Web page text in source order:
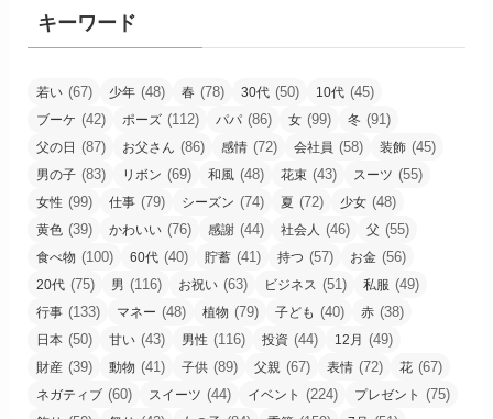
キーワード
若い (67) 少年 (48) 春 (78) 30代 (50) 10代 (45)
ブーケ (42) ポーズ (112) パパ (86) 女 (99) 冬 (91)
父の日 (87) お父さん (86) 感情 (72) 会社員 (58) 装飾 (45)
男の子 (83) リボン (69) 和風 (48) 花束 (43) スーツ (55)
女性 (99) 仕事 (79) シーズン (74) 夏 (72) 少女 (48)
黄色 (39) かわいい (76) 感謝 (44) 社会人 (46) 父 (55)
食べ物 (100) 60代 (40) 貯蓄 (41) 持つ (57) お金 (56)
20代 (75) 男 (116) お祝い (63) ビジネス (51) 私服 (49)
行事 (133) マネー (48) 植物 (79) 子ども (40) 赤 (38)
日本 (50) 甘い (43) 男性 (116) 投資 (44) 12月 (49)
財産 (39) 動物 (41) 子供 (89) 父親 (67) 表情 (72) 花 (67)
ネガティブ (60) スイーツ (44) イベント (224) プレゼント (75)